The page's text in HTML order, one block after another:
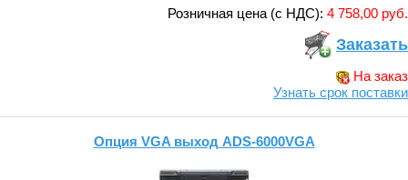
Розничная цена (с НДС): 4 758,00 руб.
Заказать
На заказ
Узнать срок поставки
Опция VGA выход ADS-6000VGA